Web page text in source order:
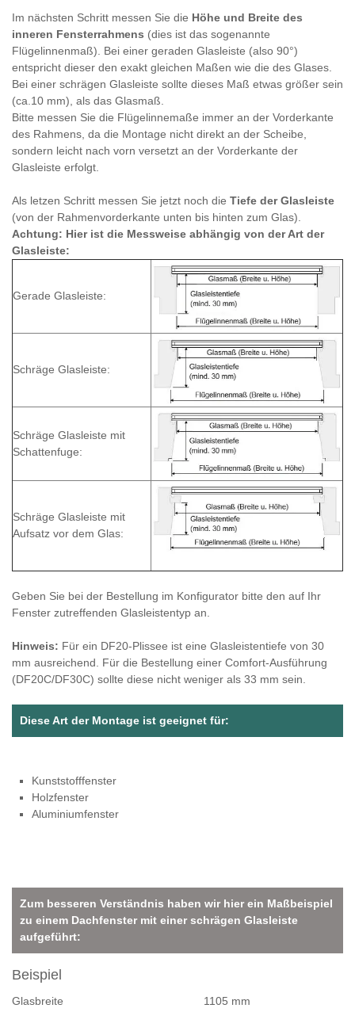
Im nächsten Schritt messen Sie die Höhe und Breite des
inneren Fensterrahmens (dies ist das sogenannte
Flügelinnenmaß). Bei einer geraden Glasleiste (also 90°)
entspricht dieser den exakt gleichen Maßen wie die des Glases.
Bei einer schrägen Glasleiste sollte dieses Maß etwas größer sein
(ca.10 mm), als das Glasmaß.
Bitte messen Sie die Flügelinnemaße immer an der Vorderkante
des Rahmens, da die Montage nicht direkt an der Scheibe,
sondern leicht nach vorn versetzt an der Vorderkante der
Glasleiste erfolgt.
Als letzen Schritt messen Sie jetzt noch die Tiefe der Glasleiste
(von der Rahmenvorderkante unten bis hinten zum Glas).
Achtung: Hier ist die Messweise abhängig von der Art der
Glasleiste:
Gerade Glasleiste:
Schräge Glasleiste:
Schräge Glasleiste mit
Schattenfuge:
Schräge Glasleiste mit
Aufsatz vor dem Glas:
Geben Sie bei der Bestellung im Konfigurator bitte den auf Ihr
Fenster zutreffenden Glasleistentyp an.
Hinweis: Für ein DF20-Plissee ist eine Glasleistentiefe von 30
mm ausreichend. Für die Bestellung einer Comfort-Ausführung
(DF20C/DF30C) sollte diese nicht weniger als 33 mm sein.
Diese Art der Montage ist geeignet für:
Kunststofffenster
Holzfenster
Aluminiumfenster
Zum besseren Verständnis haben wir hier ein Maßbeispiel
zu einem Dachfenster mit einer schrägen Glasleiste
aufgeführt:
Beispiel
Glasbreite
1105 mm